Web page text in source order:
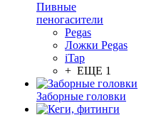
Пивные
пеногасители
Pegas
Ложки Pegas
iTap
+ ЕЩЕ 1
Заборные головки